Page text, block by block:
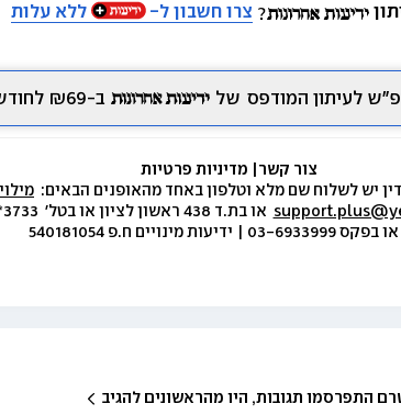
צרו חשבון ל- ללא עלות
לעיתון המודפס של ב-₪69 לחודש.
צור קשר
יש לשלוח שם מלא וטלפון באחד מהאופנים הבאים:
התפרסמו תגובות, היו מהראשונים להגיב